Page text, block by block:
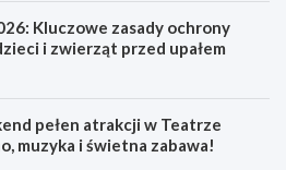
Kluczowe zasady ochrony
i zwierząt przed upałem
pełen atrakcji w Teatrze
muzyka i świetna zabawa!